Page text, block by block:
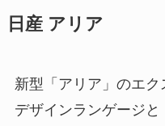
日産 アリア
新型「アリア」のエ
デザインランゲージ